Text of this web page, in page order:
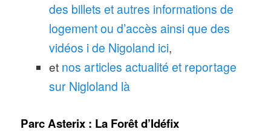
des billets et autres informations de
logement ou d’accès ainsi que des
vidéos i de Nigoland ici,
et nos articles actualité et reportage
sur Nigloland là
Parc Asterix : La Forêt d’Idéfix